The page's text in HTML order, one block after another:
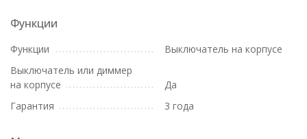
Функции
Функции
Выключатель на корпусе
Выключатель или диммер
на корпусе
Да
Гарантия
3 года